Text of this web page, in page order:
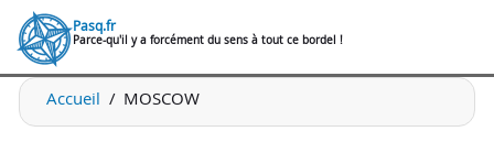
Pasq.fr
Parce-qu'il y a forcément du sens à tout ce bordel !
Accueil MOSCOW